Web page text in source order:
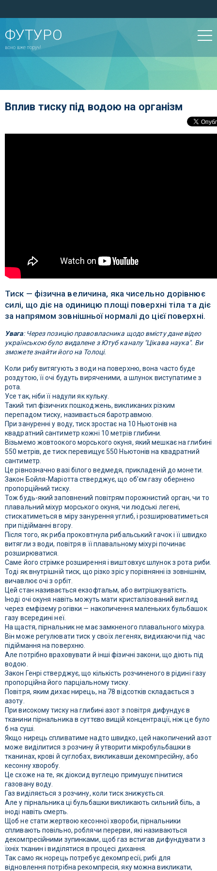
ФУТУРО
воно вже поруч!
Вплив тиску під водою на організм
Тиск — фізична величина, яка чисельно дорівнює
силі, що діє на одиницю площі поверхні тіла та діє
за напрямом зовнішньої нормалі до цієї поверхні.
Увага: Через позицію правовласника щодо вмісту дане відео
українською було видалене з Ютуб каналу "Цікава наука". Ви
зможете знайти його на Толоці.
Коли рибу витягують з води на поверхню, вона часто буде
роздутою, її очі будуть виряченими, а шлунок виступатиме з
рота.
Усе так, ніби її надули як кульку.
Такий тип фізичних пошкоджень, викликаних різким
перепадом тиску, називається баротравмою.
При зануренні у воду, тиск зростає на 10 Ньютонів на
квадратний сантиметр кожні 10 метрів глибини.
Візьмемо жовтоокого морського окуня, який мешкає на глибині
550 метрів, де тиск перевищує 550 Ньютонів на квадратний
сантиметр.
Це рівнозначно вазі білого ведмедя, прикладеній до монети.
Закон Бойля-Маріотта стверджує, що об’єм газу обернено
пропорційний тиску.
Тож будь-який заповнений повітрям порожнистий орган, чи то
плавальний міхур морського окуня, чи людські легені,
стискатиметься в міру занурення углиб, і розширюватиметься
при підійманні вгору.
Після того, як риба проковтнула рибальський гачок і її швидко
витягли з води, повітря в її плавальному міхурі починає
розширюватися.
Саме його стрімке розширення і виштовхує шлунок з рота риби.
Тоді як внутрішній тиск, що різко зріс у порівнянні із зовнішнім,
вичавлює очі з орбіт.
Цей стан називається екзофтальм, або витрішкуватість.
Іноді очі окуня навіть можуть мати кристалізований вигляд
через емфізему рогівки — накопичення маленьких бульбашок
газу всередині неї.
На щастя, пірнальник не має замкненого плавального міхура.
Він може регулювати тиск у своїх легенях, видихаючи під час
підіймання на поверхню.
Але потрібно враховувати й інші фізичні закони, що діють під
водою.
Закон Генрі стверджує, що кількість розчиненого в рідині газу
пропорційна його парціальному тиску.
Повітря, яким дихає нирець, на 78 відсотків складається з
азоту.
При високому тиску на глибині азот з повітря дифундує в
тканини пірнальника в суттєво вищій концентрації, ніж це було
б на суші.
Якщо нирець спливатиме надто швидко, цей накопичений азот
може виділитися з розчину й утворити мікробульбашки в
тканинах, крові й суглобах, викликавши декомпресійну, або
кесонну хворобу.
Це схоже на те, як діоксид вуглецю примушує пінитися
газовану воду.
Газ виділяється з розчину, коли тиск знижується.
Але у пірнальника ці бульбашки викликають сильний біль, а
іноді навіть смерть.
Щоб не стати жертвою кесонної хвороби, пірнальники
спливають повільно, роблячи перерви, які називаються
декомпресійними зупинками, щоб газ встигав дифундувати з
їхніх тканин і виділятися в процесі дихання.
Так само як норець потребує декомпресії, рибі для
відновлення потрібна рекомпресія, яку можна викликати,